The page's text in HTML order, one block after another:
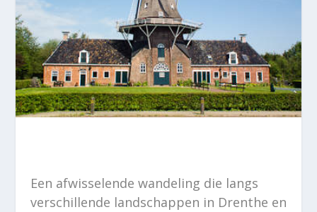
Een afwisselende wandeling die langs
verschillende landschappen in Drenthe en